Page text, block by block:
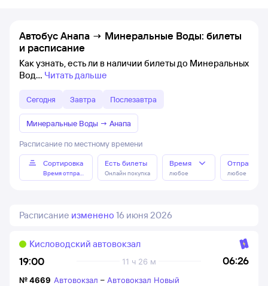
Автобус Анапа → Минеральные Воды: билеты
и расписание
Как узнать, есть ли в наличии билеты до Минеральных
Вод
Читать дальше
Сегодня Завтра Послезавтра
Минеральные Воды → Анапа
Расписание по местному времени
Сортировка
Время отправления
Есть билеты
Онлайн покупка
Время
любое любое
Расписание изменено 16 июня 2026
19:00 06:26
11 ч 26 м
Кисловодский автовокзал
№4669 Автовокзал – Автовокзал Новый